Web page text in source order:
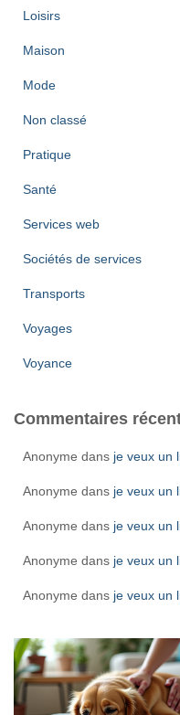
Loisirs
Maison
Mode
Non classé
Pratique
Santé
Services web
Sociétés de services
Transports
Voyages
Voyance
Commentaires
Anonyme dans je veux un
Anonyme dans je veux un
Anonyme dans je veux un
Anonyme dans je veux un
Anonyme dans je veux un